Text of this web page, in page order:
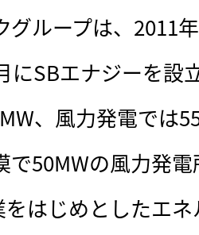
ループは、 2011
にSBエナジーを設
、風力発電では
で50MWの風力発
をはじめとしたエ